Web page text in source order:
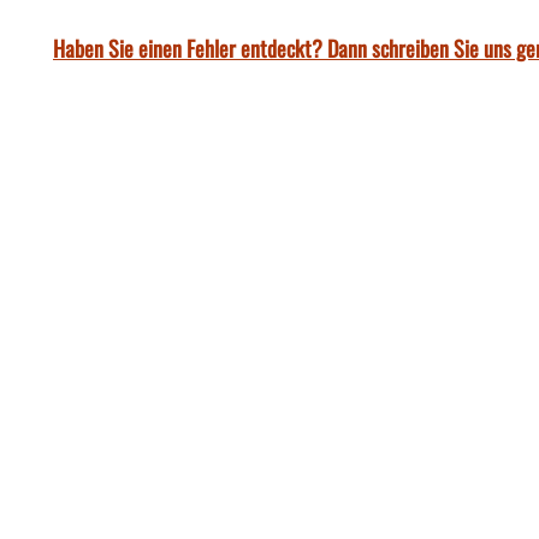
Haben Sie einen Fehler entdeckt? Dann schreiben Sie uns